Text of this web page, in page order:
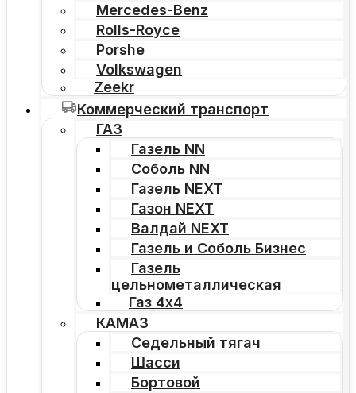
Mercedes-Benz
Rolls-Royce
Porshe
Volkswagen
Zeekr
Коммерческий транспорт
ГАЗ
Газель NN
Соболь NN
Газель NEXT
Газон NEXT
Валдай NEXT
Газель и Соболь Бизнес
Газель
цельнометаллическая
Газ 4х4
КАМАЗ
Седельный тягач
Шасси
Бортовой